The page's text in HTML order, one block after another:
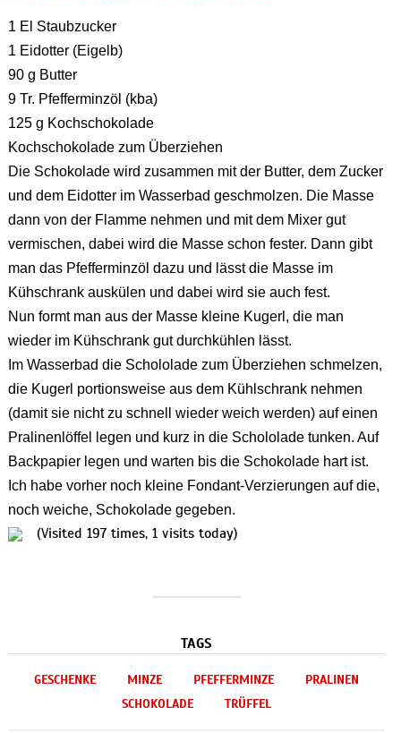
1 El Staubzucker
1 Eidotter (Eigelb)
90 g Butter
9 Tr. Pfefferminzöl (kba)
125 g Kochschokolade
Kochschokolade zum Überziehen
Die Schokolade wird zusammen mit der Butter, dem Zucker
und dem Eidotter im Wasserbad geschmolzen. Die Masse
dann von der Flamme nehmen und mit dem Mixer gut
vermischen, dabei wird die Masse schon fester. Dann gibt
man das Pfefferminzöl dazu und lässt die Masse im
Kühschrank auskülen und dabei wird sie auch fest.
Nun formt man aus der Masse kleine Kugerl, die man
wieder im Kühschrank gut durchkühlen lässt.
Im Wasserbad die Schololade zum Überziehen schmelzen,
die Kugerl portionsweise aus dem Kühlschrank nehmen
(damit sie nicht zu schnell wieder weich werden) auf einen
Pralinenlöffel legen und kurz in die Schololade tunken. Auf
Backpapier legen und warten bis die Schokolade hart ist.
Ich habe vorher noch kleine Fondant-Verzierungen auf die,
noch weiche, Schokolade gegeben.
(Visited 197 times, 1 visits today)
TAGS
GESCHENKE MINZE PFEFFERMINZE
PRALINEN
SCHOKOLADE
TRÜFFEL